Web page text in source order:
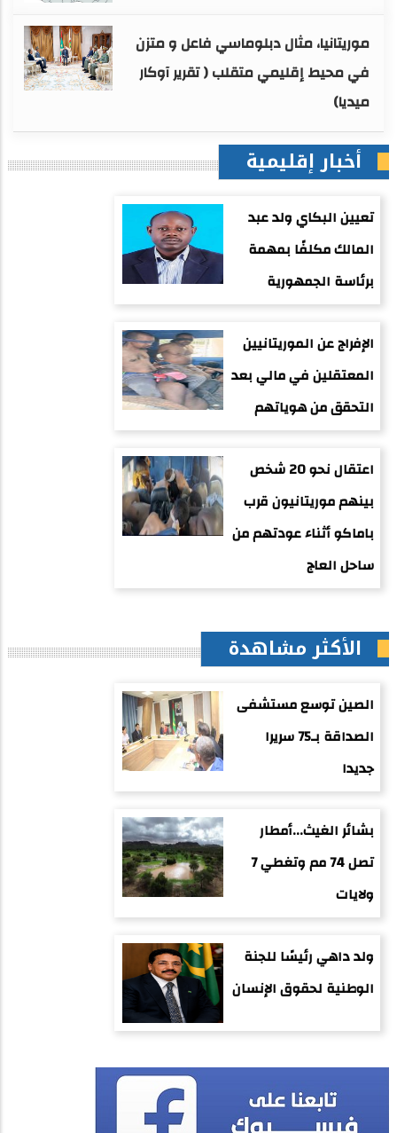
موريتانيا، مثال دبلوماسي فاعل و متزن
في محيط إقليمي متقلب ( تقرير آوكار
ميديا)
أخبار إقليمية
تعيين البكاي ولد عبد
المالك مكلفًا بمهمة
برئاسة الجمهورية
الإفراج عن الموريتانيين
المعتقلين في مالي بعد
التحقق من هوياتهم
اعتقال نحو 20 شخص
بينهم موريتانيون قرب
باماكو أثناء عودتهم من
ساحل العاج
الأكثر مشاهدة
الصين توسع مستشفى
الصداقة بـ75 سريرا
جديدا
بشائر الغيث...أمطار
تصل 74 مم وتغطي 7
ولايات
ولد داهي رئيسًا للجنة
الوطنية لحقوق الإنسان